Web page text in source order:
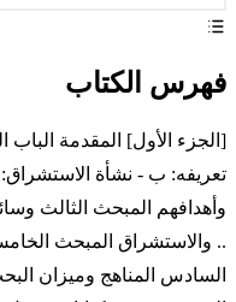
فهرس الكتاب
[الجزء الأول] المقدمة الباب
تعريفه: ب - نشأة
وأهدافهم المبحث الثالث
.. والاستشراق المبحث
السادس المناهج وميزان